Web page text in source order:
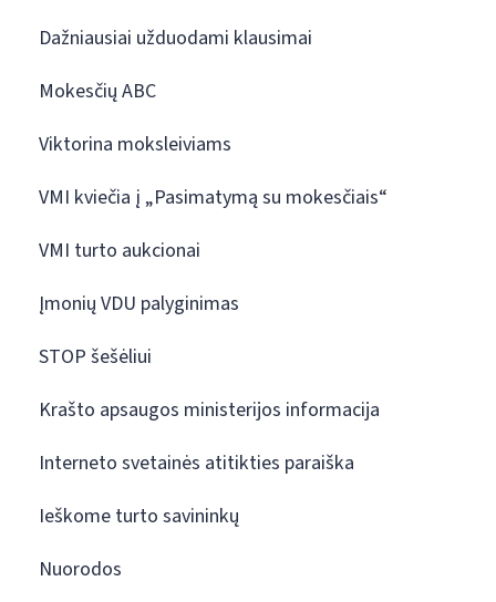
Dažniausiai užduodami klausimai
Mokesčių ABC
Viktorina moksleiviams
VMI kviečia į „Pasimatymą su mokesčiais“
VMI turto aukcionai
Įmonių VDU palyginimas
STOP šešėliui
Krašto apsaugos ministerijos informacija
Interneto svetainės atitikties paraiška
Ieškome turto savininkų
Nuorodos